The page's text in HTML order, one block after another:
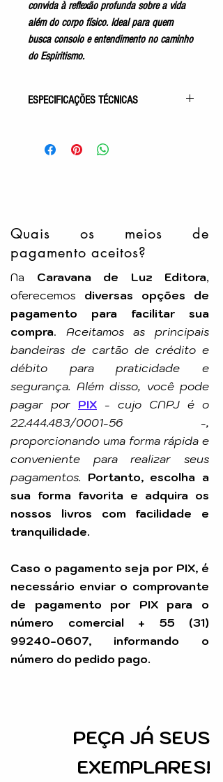
convida à reflexão profunda sobre a vida
além do corpo físico. Ideal para quem
busca consolo e entendimento no caminho
do Espiritismo.
ESPECIFICAÇÕES TÉCNICAS
Acabamento: Capa Comum – Bolso
Autor: Francisco Cândido Xavier
Editora: GEEM
Quais os meios de
pagamento aceitos?
Na Caravana de Luz Editora,
oferecemos diversas opções de
pagamento para facilitar sua
compra. Aceitamos as principais
bandeiras de cartão de crédito e
débito para praticidade e
segurança. Além disso, você pode
pagar por PIX - cujo CNPJ é o
22.444.483/0001-56 -,
proporcionando uma forma rápida e
conveniente para realizar seus
pagamentos. Portanto, escolha a
sua forma favorita e adquira os
nossos livros com facilidade e
tranquilidade.
Caso o pagamento seja por PIX, é
necessário enviar o comprovante
de pagamento por PIX para o
número comercial + 55 (31)
99240-0607, informando o
número do pedido pago.
PEÇA JÁ SEUS
EXEMPLARES!